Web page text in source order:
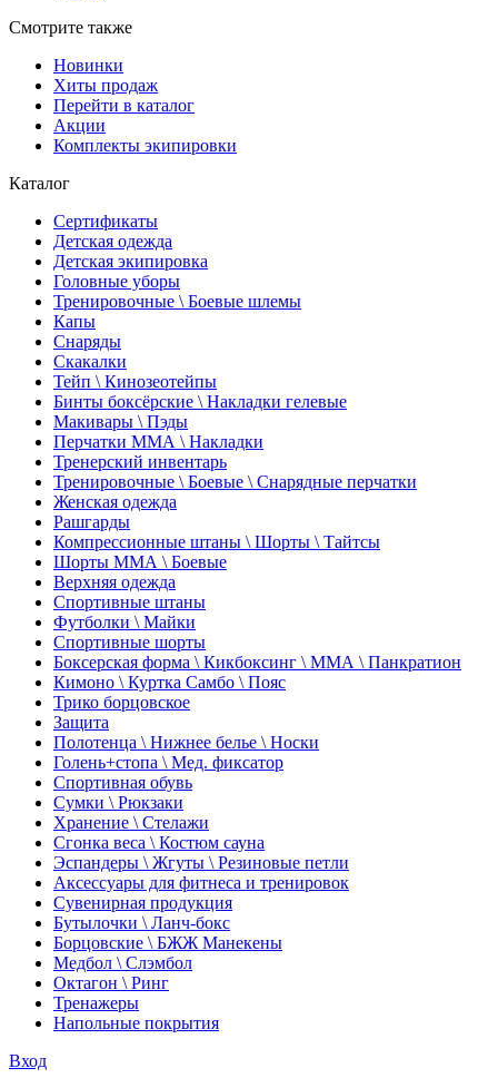
Смотрите также
Новинки
Хиты продаж
Перейти в каталог
Акции
Комплекты экипировки
Каталог
Сертификаты
Детская одежда
Детская экипировка
Головные уборы
Тренировочные \ Боевые шлемы
Капы
Снаряды
Скакалки
Тейп \ Кинозеотейпы
Бинты боксёрские \ Накладки гелевые
Макивары \ Пэды
Перчатки ММА \ Накладки
Тренерский инвентарь
Тренировочные \ Боевые \ Снарядные перчатки
Женская одежда
Рашгарды
Компрессионные штаны \ Шорты \ Тайтсы
Шорты ММА \ Боевые
Верхняя одежда
Спортивные штаны
Футболки \ Майки
Спортивные шорты
Боксерская форма \ Кикбоксинг \ ММА \ Панкратион
Кимоно \ Куртка Самбо \ Пояс
Трико борцовское
Защита
Полотенца \ Нижнее белье \ Носки
Голень+стопа \ Мед. фиксатор
Спортивная обувь
Сумки \ Рюкзаки
Хранение \ Стелажи
Сгонка веса \ Костюм сауна
Эспандеры \ Жгуты \ Резиновые петли
Аксессуары для фитнеса и тренировок
Сувенирная продукция
Бутылочки \ Ланч-бокс
Борцовские \ БЖЖ Манекены
Медбол \ Слэмбол
Октагон \ Ринг
Тренажеры
Напольные покрытия
Вход